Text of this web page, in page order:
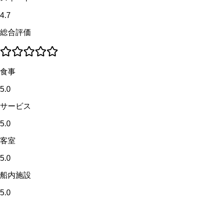
4.7
総合評価
食事
5.0
サービス
5.0
客室
5.0
船内施設
5.0